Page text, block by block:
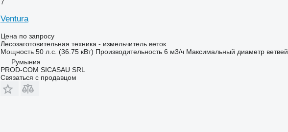
7
Ventura
Цена по запросу
Лесозаготовительная техника - измельчитель веток
Мощность 50 л.с. (36.75 кВт) Производительность 6 м3/ч Максимальный диаметр ветвей
Румыния
PROD-COM SICASAU SRL
Связаться с продавцом